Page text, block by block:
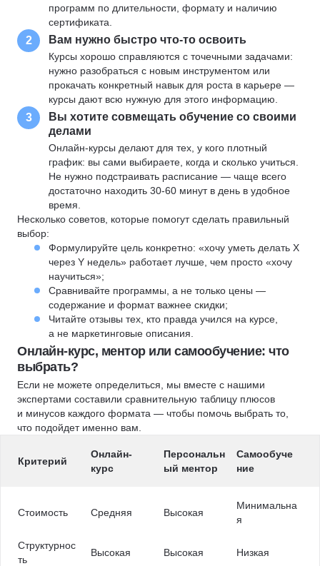
программ по длительности, формату и наличию
сертификата.
2 Вам нужно быстро что-то освоить
Курсы хорошо справляются с точечными задачами:
нужно разобраться с новым инструментом или
прокачать конкретный навык для роста в карьере —
курсы дают всю нужную для этого информацию.
3
Вы хотите совмещать обучение со своими
делами
Онлайн-курсы делают для тех, у кого плотный
график: вы сами выбираете, когда и сколько учиться.
Не нужно подстраивать расписание — чаще всего
достаточно находить 30-60 минут в день в удобное
время.
Несколько советов, которые помогут сделать правильный
выбор:
Формулируйте цель конкретно: «хочу уметь делать X
через Y недель» работает лучше, чем просто «хочу
научиться»;
Сравнивайте программы, а не только цены —
содержание и формат важнее скидки;
Читайте отзывы тех, кто правда учился на курсе,
а не маркетинговые описания.
Онлайн-курс, ментор или самообучение: что
выбрать?
Если не можете определиться, мы вместе с нашими
экспертами составили сравнительную таблицу плюсов
и минусов каждого формата — чтобы помочь выбрать то,
что подойдет именно вам.
Критерий
Онлайн-
курс
Персональн
ый ментор
Самообуче
ние
Стоимость Средняя Высокая
Минимальна
я
Структурнос
ть
Высокая Высокая Низкая